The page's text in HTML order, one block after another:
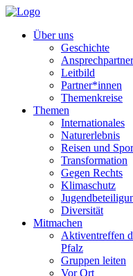
Über uns
Geschichte
Leitbild
Partner*innen
Themenkreise
Themen
Internationales
Naturerlebnis
Reisen und
Transformation
Gegen Rechts
Klimaschutz
Diversität
Mitmachen
Aktiventreffen
Pfalz
Gruppen leiten
Vor Ort